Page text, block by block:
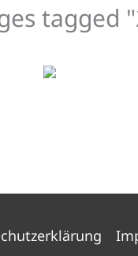
tagged